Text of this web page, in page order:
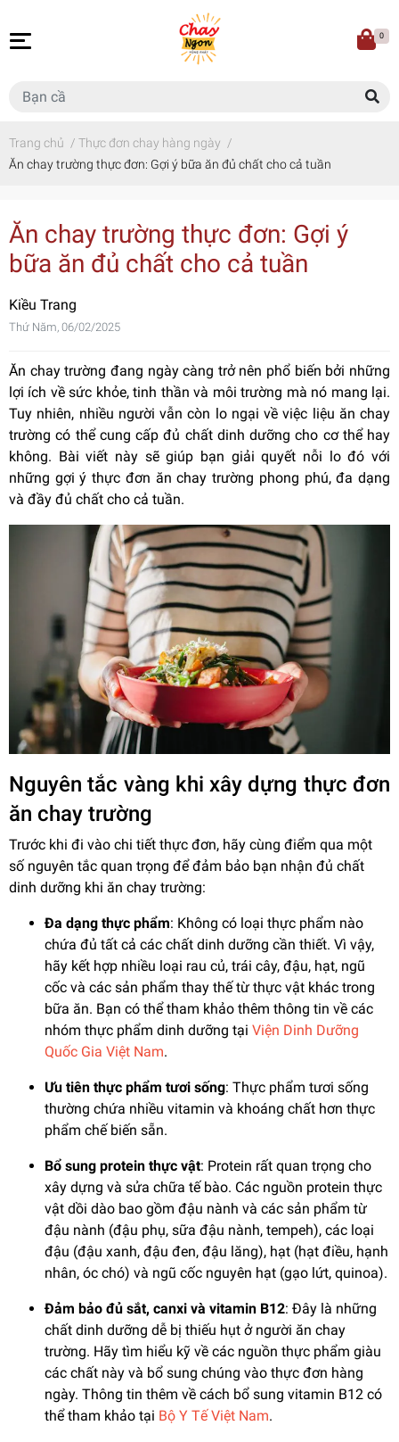
0
Trang chủ / Thực đơn chay hàng ngày /
Ăn chay trường thực đơn: Gợi ý bữa ăn đủ chất cho cả tuần
Ăn chay trường thực đơn: Gợi ý
bữa ăn đủ chất cho cả tuần
Kiều Trang
Thứ Năm, 06/02/2025
Ăn chay trường đang ngày càng trở nên phổ biến bởi những
lợi ích về sức khỏe, tinh thần và môi trường mà nó mang lại.
Tuy nhiên, nhiều người vẫn còn lo ngại về việc liệu ăn chay
trường có thể cung cấp đủ chất dinh dưỡng cho cơ thể hay
không. Bài viết này sẽ giúp bạn giải quyết nỗi lo đó với
những gợi ý thực đơn ăn chay trường phong phú, đa dạng
và đầy đủ chất cho cả tuần.
Nguyên tắc vàng khi xây dựng thực đơn
ăn chay trường
Trước khi đi vào chi tiết thực đơn, hãy cùng điểm qua một
số nguyên tắc quan trọng để đảm bảo bạn nhận đủ chất
dinh dưỡng khi ăn chay trường:
Đa dạng thực phẩm: Không có loại thực phẩm nào
chứa đủ tất cả các chất dinh dưỡng cần thiết. Vì vậy,
hãy kết hợp nhiều loại rau củ, trái cây, đậu, hạt, ngũ
cốc và các sản phẩm thay thế từ thực vật khác trong
bữa ăn. Bạn có thể tham khảo thêm thông tin về các
nhóm thực phẩm dinh dưỡng tại Viện Dinh Dưỡng
Quốc Gia Việt Nam.
Ưu tiên thực phẩm tươi sống: Thực phẩm tươi sống
thường chứa nhiều vitamin và khoáng chất hơn thực
phẩm chế biến sẵn.
Bổ sung protein thực vật: Protein rất quan trọng cho
xây dựng và sửa chữa tế bào. Các nguồn protein thực
vật dồi dào bao gồm đậu nành và các sản phẩm từ
đậu nành (đậu phụ, sữa đậu nành, tempeh), các loại
đậu (đậu xanh, đậu đen, đậu lăng), hạt (hạt điều, hạnh
nhân, óc chó) và ngũ cốc nguyên hạt (gạo lứt, quinoa).
Đảm bảo đủ sắt, canxi và vitamin B12: Đây là những
chất dinh dưỡng dễ bị thiếu hụt ở người ăn chay
trường. Hãy tìm hiểu kỹ về các nguồn thực phẩm giàu
các chất này và bổ sung chúng vào thực đơn hàng
ngày. Thông tin thêm về cách bổ sung vitamin B12 có
thể tham khảo tại Bộ Y Tế Việt Nam.